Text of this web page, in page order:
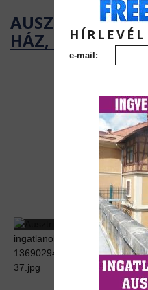
e-mail:
AUSZTRIAI
HÁZ, LAKÁS